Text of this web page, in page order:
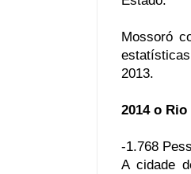
Mossoró
2013.
2014 o
-1.768
A cidade